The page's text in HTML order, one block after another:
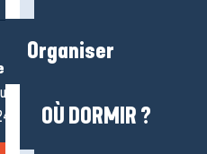
Organiser
OÙ DORMIR ?
tourisme
de Guérande
34 44